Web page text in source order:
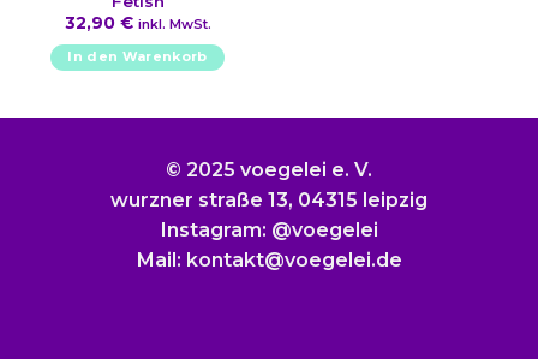
32,90 € inkl. MwSt.
In den Warenkorb
© 2025 voegelei e. V.
wurzner straße 13, 04315 leipzig
Instagram: @voegelei
Mail: kontakt@voegelei.de